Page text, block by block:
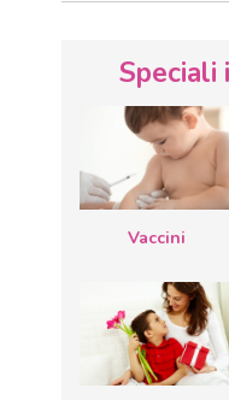
Speciali
Vaccini